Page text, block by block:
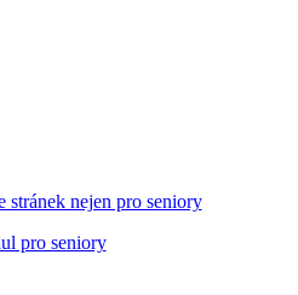
stránek nejen pro seniory